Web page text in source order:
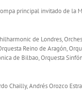
principal invitado de la
de Londres,
Reino de Aragón,
de Bilbao, Orquesta
Chailly, Andrés Orozco